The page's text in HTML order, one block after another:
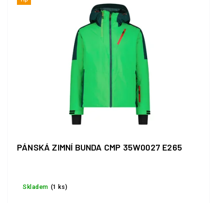
PÁNSKÁ ZIMNÍ BUNDA CMP 35W0027 E265
Skladem (1 ks)